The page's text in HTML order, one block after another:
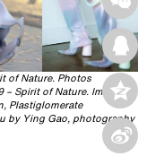
of Nature. Photos
Spirit of Nature. Images:
Plastiglomerate
by Ying Gao, photography